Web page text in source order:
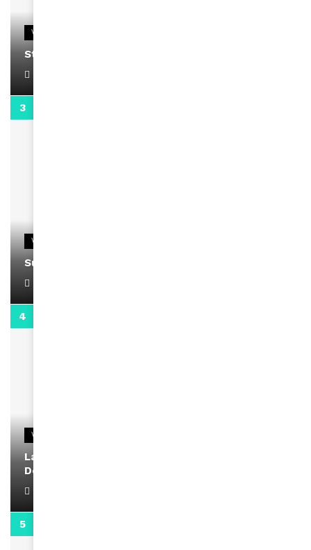
VIDEOS
Stacy passe un message
VIDEOS
Support Black Business Wee-kend
VIDEOS
La rubrique santé speciale coronavirus du
Docteur Makanda